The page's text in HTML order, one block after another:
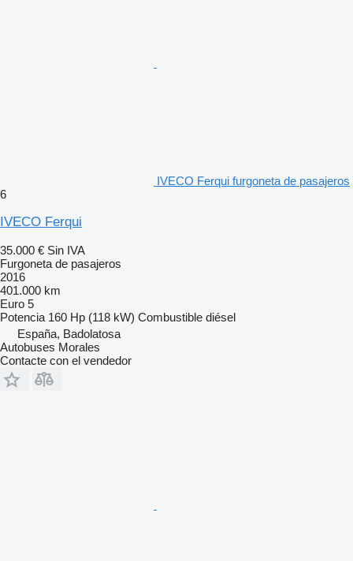
IVECO Ferqui furgoneta de pasajeros
6
IVECO Ferqui
35.000 € Sin IVA
Furgoneta de pasajeros
2016
401.000 km
Euro 5
Potencia 160 Hp (118 kW) Combustible diésel
España, Badolatosa
Autobuses Morales
Contacte con el vendedor